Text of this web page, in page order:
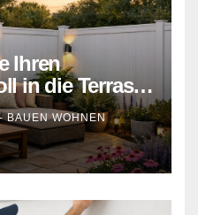
Ihren
in die Terrasse
BAUEN WOHNEN